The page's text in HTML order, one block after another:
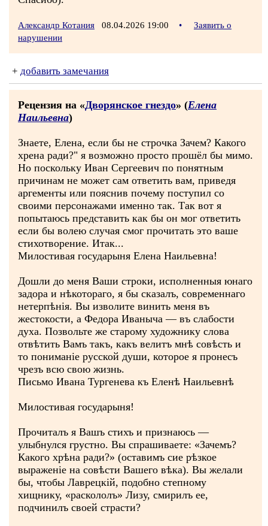
Александр Котания 08.04.2026 19:00 •
Заявить о
нарушении
+ добавить замечания
Рецензия на «Дворянское гнездо» (Елена
Наильевна)
Знаете, Елена, если бы не строчка Зачем? Какого
хрена ради?" я возможно просто прошёл бы мимо.
Но поскольку Иван Сергеевич по понятным
причинам не может сам ответить вам, приведя
аргементы или пояснив почему поступил со
своими персонажами именно так. Так вот я
попытаюсь представить как бы он мог ответить
если бы волею случая смог прочитать это ваше
стихотворение. Итак...
Милостивая государыня Елена Наильевна!
Дошли до меня Ваши строки, исполненныя юнаго
задора и нѣкотораго, я бы сказалъ, современнаго
нетерпѣнія. Вы изволите винить меня въ
жестокости, а Федора Иваныча — въ слабости
духа. Позвольте же старому художнику слова
отвѣтить Вамъ такъ, какъ велитъ мнѣ совѣсть и
то пониманіе русской души, которое я пронесъ
чрезъ всю свою жизнь.
Письмо Ивана Тургенева къ Еленѣ Наильевнѣ
Милостивая государыня!
Прочиталъ я Вашъ стихъ и признаюсь —
улыбнулся грустно. Вы спрашиваете: «Зачемъ?
Какого хрѣна ради?» (оставимъ сие рѣзкое
выраженіе на совѣсти Вашего вѣка). Вы желали
бы, чтобы Лаврецкій, подобно степному
хищнику, «раскололъ» Лизу, смирилъ ее,
подчинилъ своей страсти?